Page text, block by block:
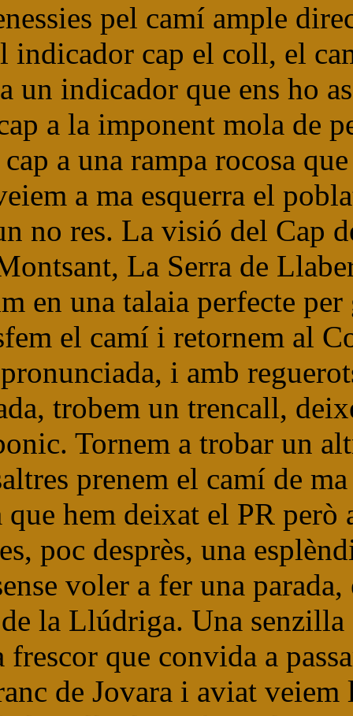
pel camí ample
cap el coll, el
indicador que ens ho
a la imponent mola de
a una rampa rocosa
a ma esquerra el
no res. La visió del Cap
La Serra de
en una talaia perfecte
el camí i retornem al
i amb
trobem un trencall,
Tornem a trobar un
prenem el camí de
hem deixat el PR
poc desprès, una
voler a fer una
la Llúdriga. Una
que convida a
de Jovara i aviat